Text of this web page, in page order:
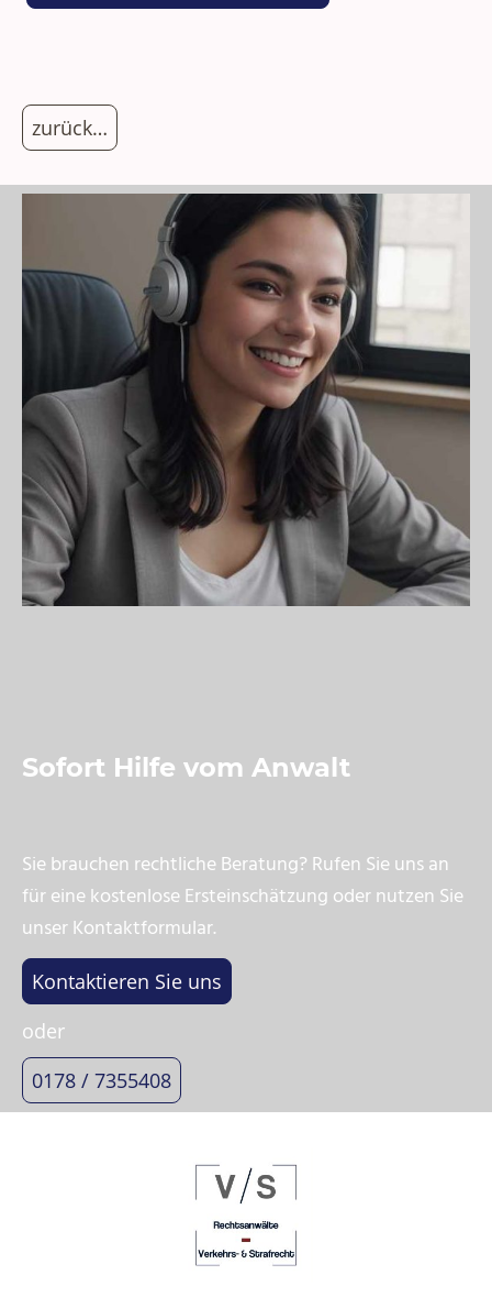
zurück…
Sofort Hilfe vom Anwalt
Sie brauchen rechtliche Beratung? Rufen Sie uns an
für eine kostenlose Ersteinschätzung oder nutzen Sie
unser Kontaktformular.
oder
Kontaktieren Sie uns
0178 / 7355408